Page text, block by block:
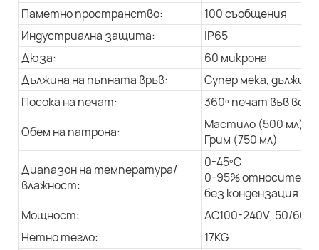
Паметно пространство:
100 съобщения
Индустриална защита:
IP65
Дюза:
60 микрона
Дължина на пъпната връв:
Супер мека,
Посока на печат:
360º печат във
Обем на патрона:
Мастило (500 мл)
Грим (750 мл)
Диапазон на температура/
влажност:
0-45ºC
0-95%
без кондензация
Мощност:
AC100-240V; 50/
Нетно тегло:
17KG